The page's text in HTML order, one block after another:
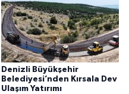
Denizli Büyükşehir
Belediyesi’nden Kırsala Dev
Ulaşım Yatırımı